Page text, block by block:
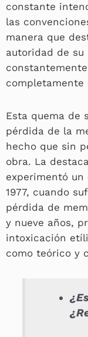
constante
las
manera que
autoridad de su
completamente
Esta quema de
pérdida de la
hecho que sin
obra. La
experimentó
1977, cuando
pérdida de
y nueve años,
intoxicación
como teórico y